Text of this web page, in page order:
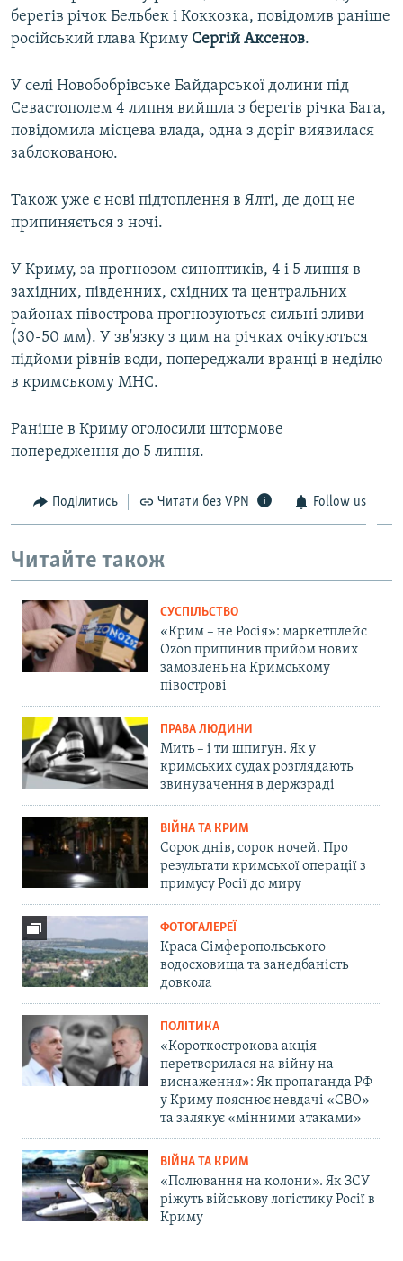
берегів річок Бельбек і Коккозка, повідомив раніше
російський глава Криму Сергій Аксенов.
У селі Новобобрівське Байдарської долини під
Севастополем 4 липня вийшла з берегів річка Бага,
повідомила місцева влада, одна з доріг виявилася
заблокованою.
Також уже є нові підтоплення в Ялті, де дощ не
припиняється з ночі.
У Криму, за прогнозом синоптиків, 4 і 5 липня в
західних, південних, східних та центральних
районах півострова прогнозуються сильні зливи
(30-50 мм). У зв'язку з цим на річках очікуються
підйоми рівнів води, попереджали вранці в неділю
в кримському МНС.
Раніше в Криму оголосили штормове
попередження до 5 липня.
Поділитись Читати без VPN Follow us
Читайте також
СУСПІЛЬСТВО
«Крим – не Росія»: маркетплейс
Ozon припинив прийом нових
замовлень на Кримському
півострові
ПРАВА ЛЮДИНИ
Мить – і ти шпигун. Як у
кримських судах розглядають
звинувачення в держзраді
ВІЙНА ТА КРИМ
Сорок днів, сорок ночей. Про
результати кримської операції з
примусу Росії до миру
ФОТОГАЛЕРЕЇ
Краса Сімферопольського
водосховища та занедбаність
довкола
ПОЛІТИКА
«Короткострокова акція
перетворилася на війну на
виснаження»: Як пропаганда РФ
у Криму пояснює невдачі «СВО»
та залякує «мінними атаками»
ВІЙНА ТА КРИМ
«Полювання на колони». Як ЗСУ
ріжуть військову логістику Росії в
Криму